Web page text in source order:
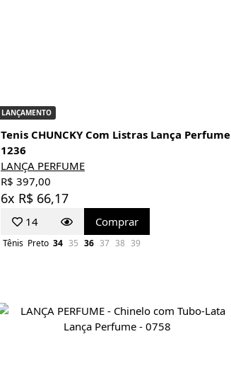
LANÇAMENTO
Tenis CHUNCKY Com Listras Lança Perfume
1236
LANÇA PERFUME
R$ 397,00
6x R$ 66,17
14 Comprar
Tênis Preto 34 35 36 37 38 39